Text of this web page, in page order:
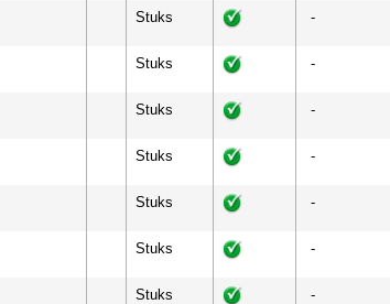
Stuks -
Stuks -
Stuks -
Stuks -
Stuks -
Stuks -
Stuks -